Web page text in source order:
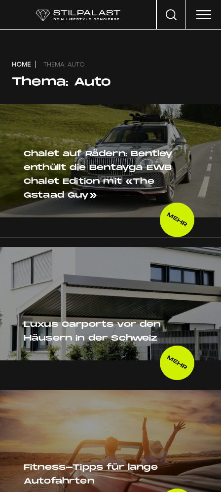
Search
HOME THEMA: AUTO
Thema: Auto
Chalet auf Rädern: Bentley
enthüllt die Bentayga EWB
Chalet Edition mit «The
Gstaad Guy»
MEHR
Luxus Carports vor den
Häusern in der Schweiz
MEHR
Fitness-Tipps für lange
Autofahrten